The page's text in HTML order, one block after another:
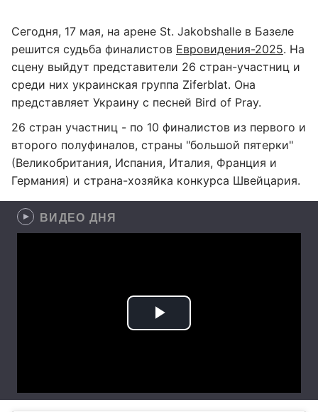
Сегодня, 17 мая, на арене St. Jakobshalle в Базеле
решится судьба финалистов Евровидения-2025. На
сцену выйдут представители 26 стран-участниц и
среди них украинская группа Ziferblat. Она
представляет Украину с песней Bird of Pray.
26 стран участниц - по 10 финалистов из первого и
второго полуфиналов, страны "большой пятерки"
(Великобритания, Испания, Италия, Франция и
Германия) и страна-хозяйка конкурса Швейцария.
ВИДЕО ДНЯ